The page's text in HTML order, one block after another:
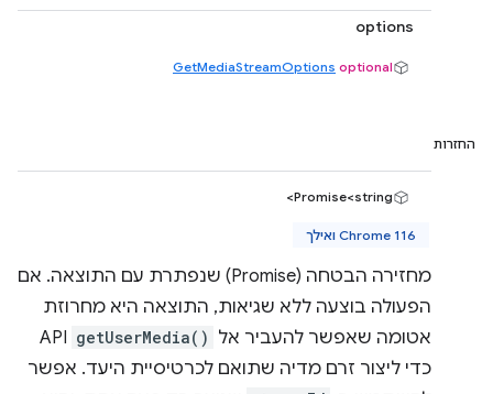
options
GetMediaStreamOptions optional
החזרות
Promise<string>
Chrome 116 ואילך
מחזירה הבטחה (Promise) שנפתרת עם התוצאה. אם
הפעולה בוצעה ללא שגיאות, התוצאה היא מחרוזת
אטומה שאפשר להעביר אל getUserMedia()
API
כדי ליצור זרם מדיה שתואם לכרטיסיית היעד. אפשר